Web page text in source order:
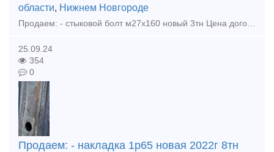
области, Нижнем Новгороде
Продаем: - стыковой болт м27х160 новый 3тн Цена договорная. Покупаем: - рельс р65 новые, резерв, бу - накладка 1р65, 2р65, 1р50 новая, резерв, бу - подкладка кб65, кд65, д65, дн6-65,
25.09.24
354
0
Продаем: - накладка 1р65 новая 2022г 8тн